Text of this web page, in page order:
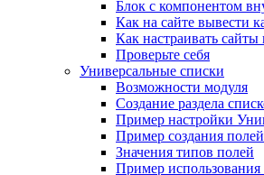
Блок с компонентом
Как на сайте вывести
Как настраивать
Проверьте себя
Универсальные списки
Возможности модуля
Создание раздела
Пример настройки
Пример создания полей
Значения типов полей
Пример